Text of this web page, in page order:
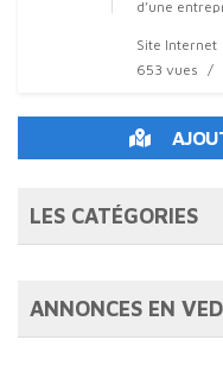
d’une
lilloise.
Site Internet
653 vues
LES CATÉGORIES
ANNONCES EN